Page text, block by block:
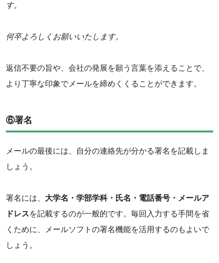
す。
何卒よろしくお願いいたします。
返信不要の旨や、会社の発展を願う言葉を添えることで、
より丁寧な印象でメールを締めくくることができます。
⑥署名
メールの最後には、自分の連絡先が分かる署名を記載しま
しょう。
署名には、 大学名・学部学科・氏名・電話番号・メールア
ドレスを記載するのが一般的です。毎回入力する手間を省
くために、メールソフトの署名機能を活用するのもよいで
しょう。